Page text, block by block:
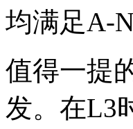
均满足A-
值得一提
发。在L3